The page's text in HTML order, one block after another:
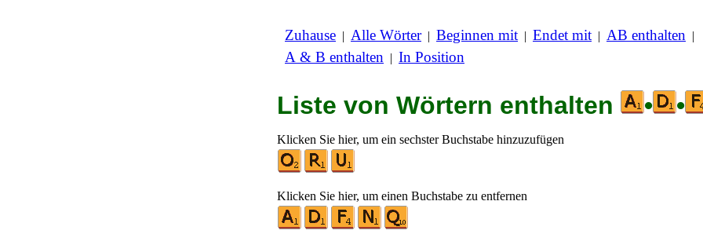
Zuhause | Alle Wörter| Beginnen mit | Endet mit | AB enthalten |
A & B enthalten | In Position
Liste von Wörtern enthalten • •
Klicken Sie hier, um ein sechster Buchstabe hinzuzufügen
Klicken Sie hier, um einen Buchstabe zu entfernen